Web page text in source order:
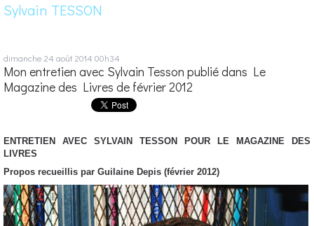
Sylvain TESSON
dimanche 24 août 2014 00h34
Mon entretien avec Sylvain Tesson publié dans Le
Magazine des Livres de février 2012
ENTRETIEN AVEC SYLVAIN TESSON POUR LE MAGAZINE DES
LIVRES
Propos recueillis par Guilaine Depis (février 2012)